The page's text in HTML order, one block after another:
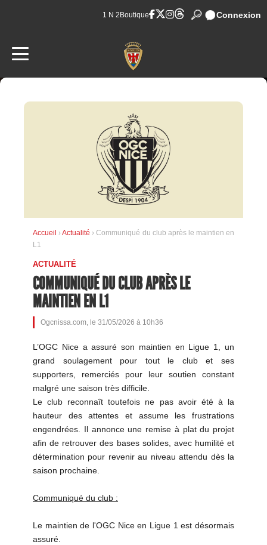
1 N 2 Boutique Connexion
Accueil ›Actualité › Communiqué du club après le maintien en
L1
ACTUALITÉ
COMMUNIQUÉ DU CLUB APRÈS LE
MAINTIEN EN L1
Ogcnissa.com, le 31/05/2026 à 10h36
L’OGC Nice a assuré son maintien en Ligue 1, un
grand soulagement pour tout le club et ses
supporters, remerciés pour leur soutien constant
malgré une saison très difficile.
Le club reconnaît toutefois ne pas avoir été à la
hauteur des attentes et assume les frustrations
engendrées. Il annonce une remise à plat du projet
afin de retrouver des bases solides, avec humilité et
détermination pour revenir au niveau attendu dès la
saison prochaine.
Communiqué du club :
Le maintien de l'OGC Nice en Ligue 1 est désormais
assuré.